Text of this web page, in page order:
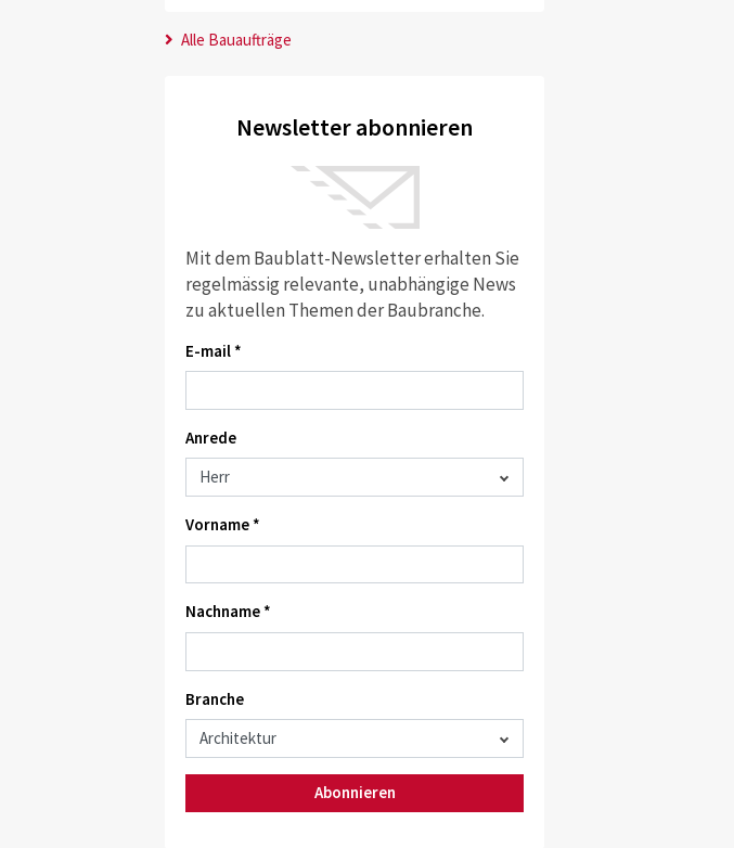
Alle Bauaufträge
Newsletter abonnieren
Mit dem Baublatt-Newsletter erhalten Sie
regelmässig relevante, unabhängige News
zu aktuellen Themen der Baubranche.
E-mail *
Anrede
Vorname *
Nachname *
Branche
Abonnieren